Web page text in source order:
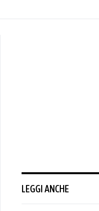
LEGGI ANCHE